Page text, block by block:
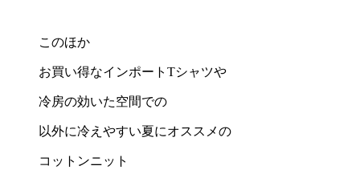
このほか
お買い得なインポートTシャツや
冷房の効いた空間での
以外に冷えやすい夏にオススメの
コットンニット